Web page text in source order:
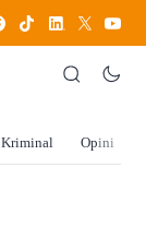
Kriminal Opini